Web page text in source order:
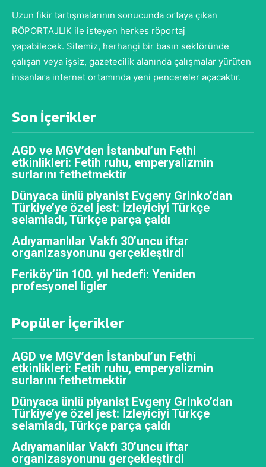
Uzun fikir tartışmalarının sonucunda ortaya çıkan
RÖPORTAJLIK ile isteyen herkes röportaj
yapabilecek. Sitemiz, herhangi bir basın sektöründe
çalışan veya işsiz, gazetecilik alanında çalışmalar yürüten
insanlara internet ortamında yeni pencereler açacaktır.
Son İçerikler
AGD ve MGV’den İstanbul’un Fethi
etkinlikleri: Fetih ruhu, emperyalizmin
surlarını fethetmektir
Dünyaca ünlü piyanist Evgeny Grinko’dan
Türkiye’ye özel jest: İzleyiciyi Türkçe
selamladı, Türkçe parça çaldı
Adıyamanlılar Vakfı 30’uncu iftar
organizasyonunu gerçekleştirdi
Feriköy’ün 100. yıl hedefi: Yeniden
profesyonel ligler
Popüler İçerikler
AGD ve MGV’den İstanbul’un Fethi
etkinlikleri: Fetih ruhu, emperyalizmin
surlarını fethetmektir
Dünyaca ünlü piyanist Evgeny Grinko’dan
Türkiye’ye özel jest: İzleyiciyi Türkçe
selamladı, Türkçe parça çaldı
Adıyamanlılar Vakfı 30’uncu iftar
organizasyonunu gerçekleştirdi